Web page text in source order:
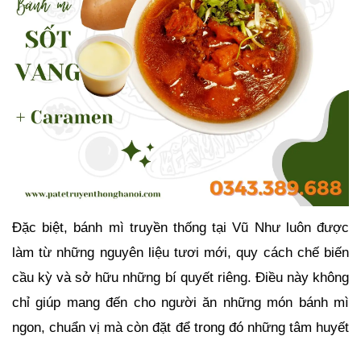
Đặc biệt, bánh mì truyền thống tại Vũ Như luôn được
làm từ những nguyên liệu tươi mới, quy cách chế biến
cầu kỳ và sở hữu những bí quyết riêng. Điều này không
chỉ giúp mang đến cho người ăn những món bánh mì
ngon, chuẩn vị mà còn đặt để trong đó những tâm huyết